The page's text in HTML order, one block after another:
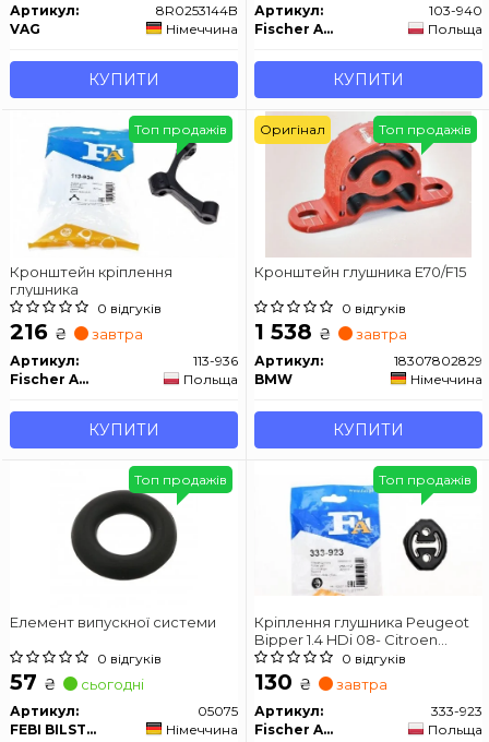
Артикул:
8R0253144B
VAG
Німеччина
КУПИТИ
Артикул:
103-940
Fischer Automotive One (FA1)
Польща
КУПИТИ
Кронштейн кріплення
глушника
0 відгуків
216 ₴ завтра
Артикул:
113-936
Fischer Automotive One (FA1)
Польща
КУПИТИ
Топ продажів
Кронштейн глушника E70/F15
0 відгуків
1 538 ₴ завтра
Артикул:
18307802829
BMW
Німеччина
КУПИТИ
Топ продажів
Оригінал
Елемент випускної системи
0 відгуків
57 ₴ сьогодні
Артикул:
05075
FEBI BILSTEIN
Німеччина
Топ продажів
Кріплення глушника Peugeot
Bipper 1.4 HDi 08- Citroen
Nemo 1.4 HDi 08- Fiat Ducato
94-
0 відгуків
130 ₴ завтра
Артикул:
333-923
Fischer Automotive One (FA1)
Польща
Топ продажів